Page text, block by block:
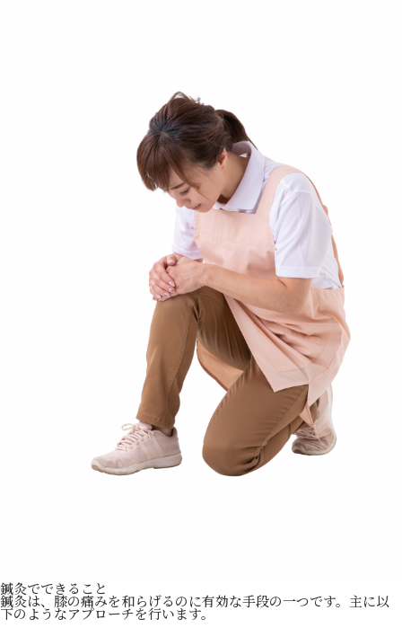
鍼灸でできること
鍼灸は、膝の痛みを和らげるのに有効な手段の一つです。主に以
下のようなアプローチを行います。